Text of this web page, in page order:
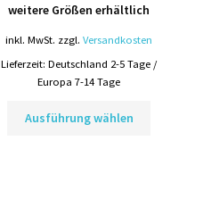
weitere Größen erhältlich
inkl. MwSt. zzgl.Versandkosten
Lieferzeit:Deutschland 2-5 Tage /
Europa 7-14 Tage
Ausführung wählen